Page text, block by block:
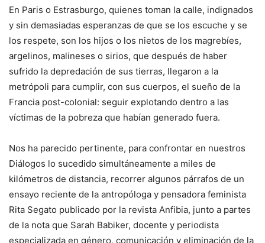
En Paris o Estrasburgo, quienes toman la calle, indignados
y sin demasiadas esperanzas de que se los escuche y se
los respete, son los hijos o los nietos de los magrebíes,
argelinos, malineses o sirios, que después de haber
sufrido la depredación de sus tierras, llegaron a la
metrópoli para cumplir, con sus cuerpos, el sueño de la
Francia post-colonial: seguir explotando dentro a las
víctimas de la pobreza que habían generado fuera.
Nos ha parecido pertinente, para confrontar en nuestros
Diálogos lo sucedido simultáneamente a miles de
kilómetros de distancia, recorrer algunos párrafos de un
ensayo reciente de la antropóloga y pensadora feminista
Rita Segato publicado por la revista Anfibia, junto a partes
de la nota que Sarah Babiker, docente y periodista
especializada en género, comunicación y eliminación de la